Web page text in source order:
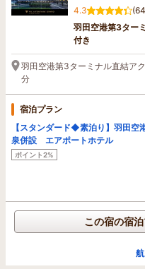
4.3
羽田空港第3ター
付き
羽田空港第3ターミナル直結ア
分
宿泊プラン
【スタンダード◆素泊り】羽田
泉併設 エアポートホテル
ポイント2%
この宿の宿